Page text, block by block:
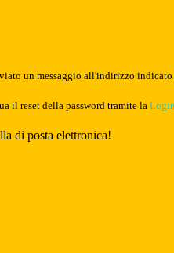
un messaggio all'indirizzo
il reset della password tramite la
di posta elettronica!